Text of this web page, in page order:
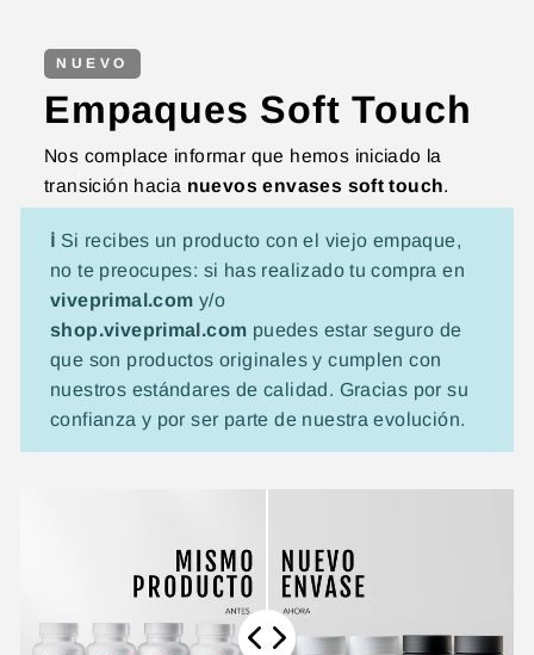
NUEVO
Empaques Soft Touch
Nos complace informar que hemos iniciado la
transición hacia nuevos envases soft touch.
ℹ️ Si recibes un producto con el viejo empaque,
no te preocupes: si has realizado tu compra en
viveprimal.com y/o
shop.viveprimal.com puedes estar seguro de
que son productos originales y cumplen con
nuestros estándares de calidad. Gracias por su
confianza y por ser parte de nuestra evolución.